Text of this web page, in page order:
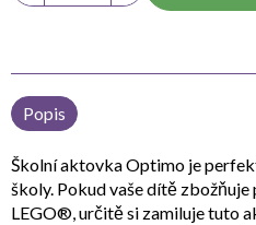
Popis
Školní aktovka Optimo je
školy. Pokud vaše dítě
LEGO®, určitě si zamiluje tuto